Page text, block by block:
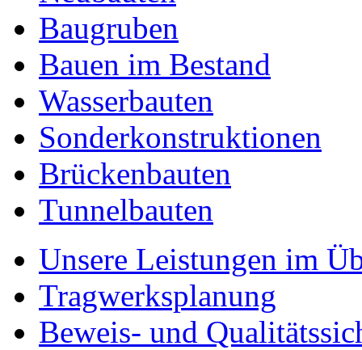
Baugruben
Bauen im Bestand
Wasserbauten
Sonderkonstruktionen
Brückenbauten
Tunnelbauten
Unsere Leistungen im
Tragwerksplanung
Beweis- und